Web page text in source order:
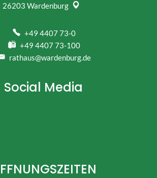
26203 Wardenburg
+49 4407 73-0
+49 4407 73-100
rathaus@wardenburg.de
Social Media